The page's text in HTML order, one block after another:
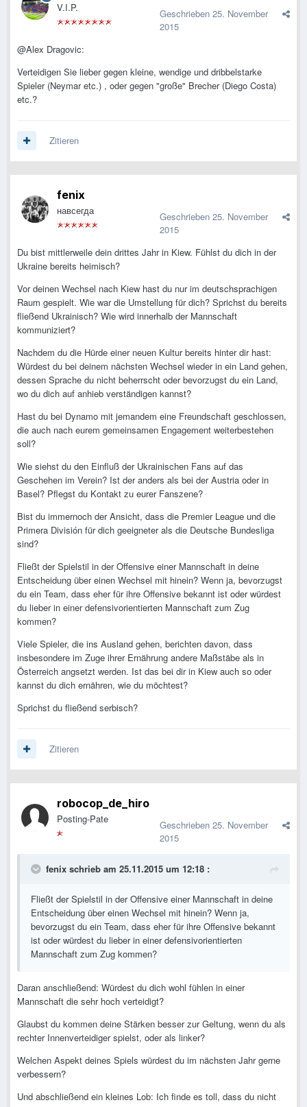
V.I.P. Geschrieben 25. November
2015
@Alex Dragovic:
Verteidigen Sie lieber gegen kleine, wendige und dribbelstarke
Spieler (Neymar etc.) , oder gegen "große" Brecher (Diego Costa)
etc.?
Zitieren
fenix
навсегда Geschrieben 25. November
2015
Du bist mittlerweile dein drittes Jahr in Kiew. Fühlst du dich in der
Ukraine bereits heimisch?
Vor deinen Wechsel nach Kiew hast du nur im deutschsprachigen
Raum gespielt. Wie war die Umstellung für dich? Sprichst du bereits
fließend Ukrainisch? Wie wird innerhalb der Mannschaft
kommuniziert?
Nachdem du die Hürde einer neuen Kultur bereits hinter dir hast:
Würdest du bei deinem nächsten Wechsel wieder in ein Land gehen,
dessen Sprache du nicht beherrscht oder bevorzugst du ein Land,
wo du dich auf anhieb verständigen kannst?
Hast du bei Dynamo mit jemandem eine Freundschaft geschlossen,
die auch nach eurem gemeinsamen Engagement weiterbestehen
soll?
Wie siehst du den Einfluß der Ukrainischen Fans auf das
Geschehen im Verein? Ist der anders als bei der Austria oder in
Basel? Pflegst du Kontakt zu eurer Fanszene?
Bist du immernoch der Ansicht, dass die Premier League und die
Primera División für dich geeigneter als die Deutsche Bundesliga
sind?
Fließt der Spielstil in der Offensive einer Mannschaft in deine
Entscheidung über einen Wechsel mit hinein? Wenn ja, bevorzugst
du ein Team, dass eher für ihre Offensive bekannt ist oder würdest
du lieber in einer defensivorientierten Mannschaft zum Zug
kommen?
Viele Spieler, die ins Ausland gehen, berichten davon, dass
insbesondere im Zuge ihrer Ernährung andere Maßstäbe als in
Österreich angsetzt werden. Ist das bei dir in Kiew auch so oder
kannst du dich ernähren, wie du möchtest?
Sprichst du fließend serbisch?
Zitieren
robocop_de_hiro
Posting-Pate Geschrieben 25. November
2015
fenix schrieb am 25.11.2015 um 12:18 :
Fließt der Spielstil in der Offensive einer Mannschaft in deine
Entscheidung über einen Wechsel mit hinein? Wenn ja,
bevorzugst du ein Team, dass eher für ihre Offensive bekannt
ist oder würdest du lieber in einer defensivorientierten
Mannschaft zum Zug kommen?
Daran anschließend: Würdest du dich wohl fühlen in einer
Mannschaft die sehr hoch verteidigt?
Glaubst du kommen deine Stärken besser zur Geltung, wenn du als
rechter Innenverteidiger spielst, oder als linker?
Welchen Aspekt deines Spiels würdest du im nächsten Jahr gerne
verbessern?
Und abschließend ein kleines Lob: Ich finde es toll, dass du nicht